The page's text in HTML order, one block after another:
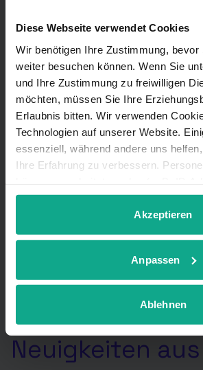
Diese Webseite verwendet Cookies
Wir benötigen Ihre Zustimmung, bevor
weiter besuchen können. Wenn Sie
und Ihre Zustimmung zu freiwilligen
möchten, müssen Sie Ihre
Erlaubnis bitten. Wir verwenden
Technologien auf unserer Website.
essenziell, während andere uns
Ihre Erfahrung zu verbessern.
personalisierte Anzeigen und Inhalte
Inhaltsmessung. Weitere
Ihrer Daten finden Sie in unserer
Akzeptieren
Anpassen
Ablehnen
Da, um für dich da
Es ruckelt, es blinkt oder
nichts mehr? Egal, wobei
brauchst: Wir sind bei allen
Fragen und Problemen für
ein Ohr für dich.
Neuigkeiten